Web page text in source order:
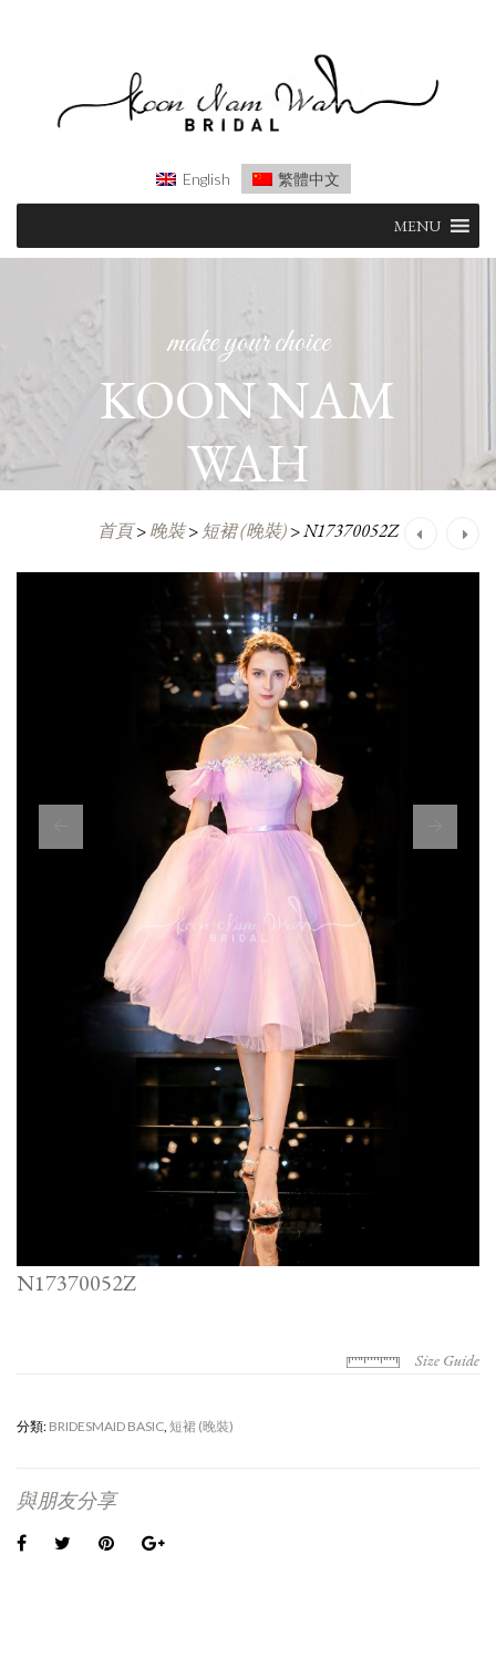
English 繁體中文
content
MENU
make your choice
KOON NAM
WAH
首頁>晚裝> 短裙 (晚裝)>N17370052Z
Post
navigation
N17370052Z
Size Guide
分類: BRIDESMAID BASIC 短裙 (晚裝)
與朋友分享